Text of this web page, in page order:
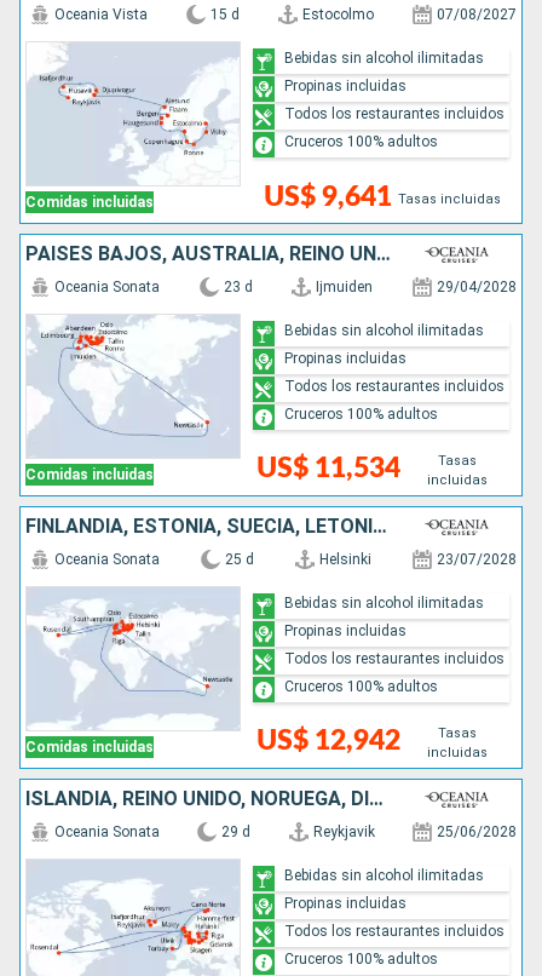
Comidas incluidas
Oceania Vista 15 d Estocolmo 07/08/2027
US$ 9,641 Tasas incluidas
Bebidas sin alcohol ilimitadas
Propinas incluidas
Todos los restaurantes incluidos
Cruceros 100% adultos
PAISES BAJOS, AUSTRALIA, REINO UNIDO, NORUEGA, DINAMARCA, ALEMANIA, POLONIA, LITUANIA, LETONIA, SUECIA, ESTONIA
Comidas incluidas
Oceania Sonata 23 d Ijmuiden 29/04/2028
US$ 11,534
Tasas
incluidas
Bebidas sin alcohol ilimitadas
Propinas incluidas
Todos los restaurantes incluidos
Cruceros 100% adultos
FINLANDIA, ESTONIA, SUECIA, LETONIA, LITUANIA, POLONIA, ALEMANIA, DINAMARCA, NORUEGA, REINO UNIDO, AUSTRALIA, PAISES BAJOS, BÉLGICA
Comidas incluidas
Oceania Sonata 25 d Helsinki 23/07/2028
US$ 12,942
Tasas
incluidas
Bebidas sin alcohol ilimitadas
Propinas incluidas
Todos los restaurantes incluidos
Cruceros 100% adultos
ISLANDIA, REINO UNIDO, NORUEGA, DINAMARCA, ALEMANIA, POLONIA, LITUANIA, LETONIA, SUECIA, ESTONIA, FINLANDIA
Oceania Sonata 29 d Reykjavik 25/06/2028
Bebidas sin alcohol ilimitadas
Propinas incluidas
Todos los restaurantes incluidos
Cruceros 100% adultos